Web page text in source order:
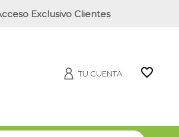
Exclusivo Clientes
TU CUENTA